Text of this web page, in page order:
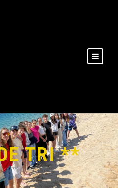
TRI **